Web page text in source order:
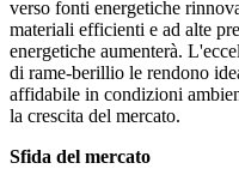
verso fonti energetiche
materiali efficienti e ad alte
energetiche aumenterà.
di rame-berillio le rendono
affidabile in condizioni
la crescita del mercato.
Sfida del mercato